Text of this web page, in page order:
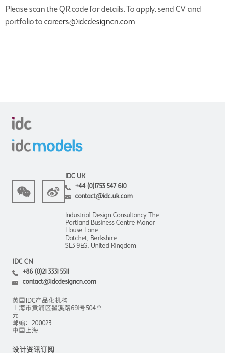
Please scan the QR code for details. To apply, send CV and
portfolio to careers@idcdesigncn.com
IDC UK
+44 (0)1753 547 610
contact@idc.uk.com
Industrial Design Consultancy The
Portland Business Centre Manor
House Lane
Datchet, Berkshire
SL3 9EG, United Kingdom
IDC CN
+86 (0)21 3331 5511
contact@idcdesigncn.com
英国IDC产品化机构
上海市黄浦区瞿溪路691号504单
元
邮编：200023
中国上海
设计资讯订阅